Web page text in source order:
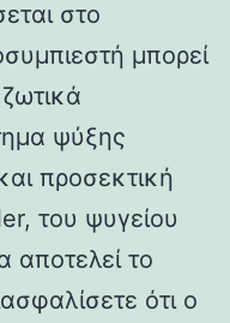
στο
μπορεί
ψύξης
προσεκτική
του ψυγείου
αποτελεί το
ότι ο